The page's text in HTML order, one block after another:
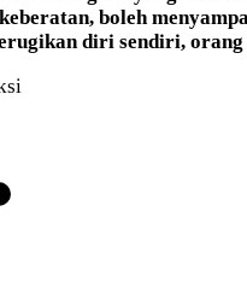
boleh
diri sendiri,